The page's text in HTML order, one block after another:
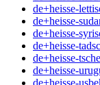
de+heisse-
de+heisse-
de+heisse-
de+heisse-
de+heisse-
de+heisse-
de+heisse-